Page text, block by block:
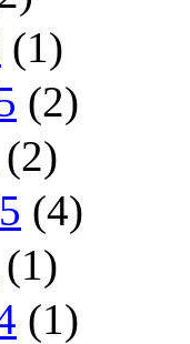
(1)
(2)
(2)
(4)
(1)
(1)